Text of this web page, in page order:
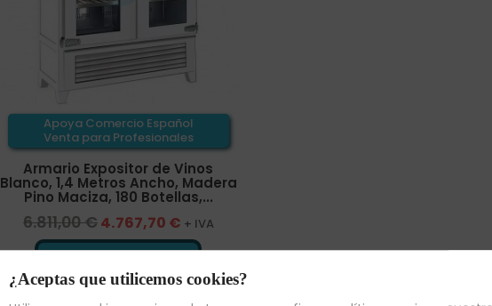
Apoya Comercio Español
Venta para Profesionales
Armario Expositor de Vinos
Blanco, 1,4 Metros Ancho, Madera
Pino Maciza, 180 Botellas,...
6.811,00 €4.767,70 € + IVA
¿Aceptas que utilicemos cookies?